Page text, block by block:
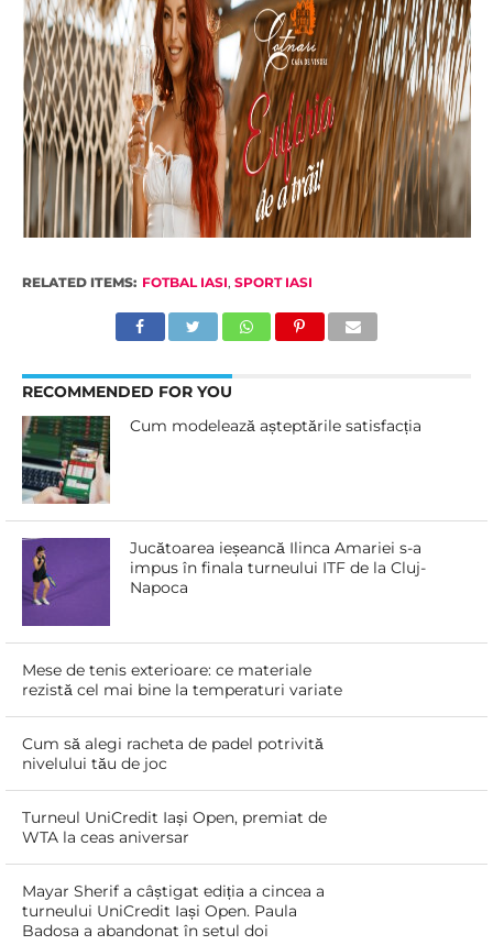
RELATED ITEMS: FOTBAL IASI, SPORT IASI
RECOMMENDED FOR YOU
Cum modelează așteptările satisfacția
Jucătoarea ieșeancă Ilinca Amariei s-a
impus în finala turneului ITF de la Cluj-
Napoca
Mese de tenis exterioare: ce materiale
rezistă cel mai bine la temperaturi variate
Cum să alegi racheta de padel potrivită
nivelului tău de joc
Turneul UniCredit Iași Open, premiat de
WTA la ceas aniversar
Mayar Sherif a câștigat ediția a cincea a
turneului UniCredit Iași Open. Paula
Badosa a abandonat în setul doi